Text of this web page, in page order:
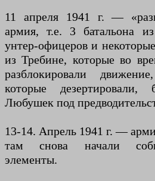
11 апреля 1941 г. —
армия, т.е. 3 батальона
унтер-офицеров и
из Требине, которые во
разблокировали
которые
Любушек под
13-14. Апрель 1941 г. —
там снова начали
элементы.